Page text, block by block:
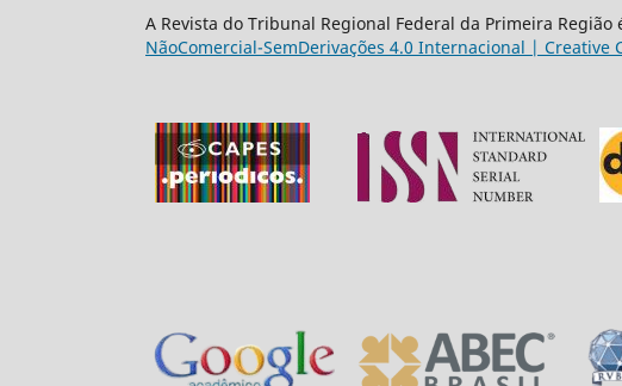
A Revista do Tribunal Regional Federal da Primeira
NãoComercial-SemDerivações 4.0 Internacional | Creative